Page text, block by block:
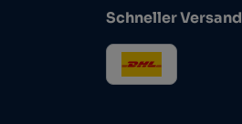
Schneller Versand